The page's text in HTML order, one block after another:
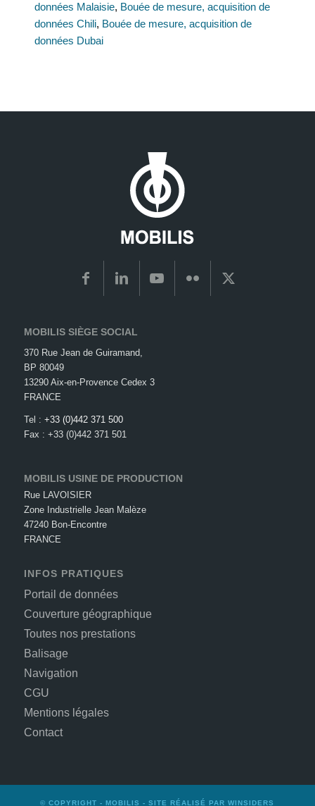
données Malaisie, Bouée de mesure, acquisition de
données Chili, Bouée de mesure, acquisition de
données Dubai
MOBILIS SIÈGE SOCIAL
370 Rue Jean de Guiramand,
BP 80049
13290 Aix-en-Provence Cedex 3
FRANCE
Tel : +33 (0)442 371 500
Fax : +33 (0)442 371 501
MOBILIS USINE DE PRODUCTION
Rue LAVOISIER
Zone Industrielle Jean Malèze
47240 Bon-Encontre
FRANCE
INFOS PRATIQUES
Portail de données
Couverture géographique
Toutes nos prestations
Balisage
Navigation
CGU
Mentions légales
Contact
© COPYRIGHT -MOBILIS - SITE RÉALISÉ PARWINSIDERS